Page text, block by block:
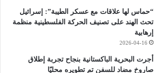
“حماس لها علاقات مع عسكر الطيبة”: إسرائيل
تحث الهند على تصنيف الحركة الفلسطينية منظمة
إرهابية
2026-04-16
أجرت البحرية الباكستانية بنجاح تجربة إطلاق
صاروخ مضاد للسفن تم تطويره محليًا